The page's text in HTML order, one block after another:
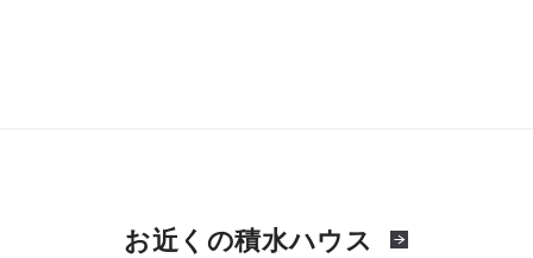
お近くの積水ハウス